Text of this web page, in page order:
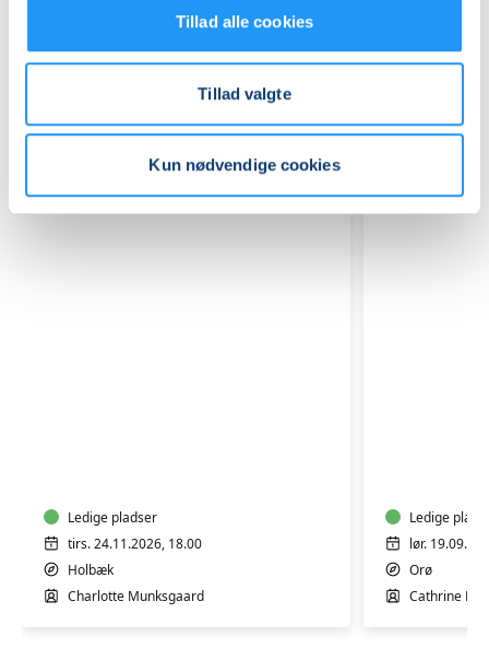
Tillad alle cookies
Tillad valgte
Kun nødvendige cookies
Relaterede hold
NATURLIG
MAKEUP
Ledige pladser
tirs. 24.11.2026, 18.00
Holbæk
Charlotte Munksgaard
Ledige
lør.
Orø
Cathrine